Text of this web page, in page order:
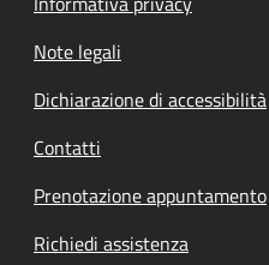
Note legali
Dichiarazione di accessibilità
Contatti
Prenotazione appuntamento
Richiedi assistenza